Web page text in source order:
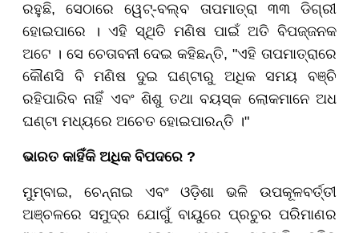
ରହୁଛି, ସେଠାରେ ୱେଟ୍-ବଲ୍ବ ତାପମାତ୍ରା ୩୩ ଡିଗ୍ରୀ
ହୋଇପାରେ । ଏହି ସ୍ଥିତି ମଣିଷ ପାଇଁ ଅତି ବିପଜ୍ଜନକ
ଅଟେ । ସେ ଚେତାବନୀ ଦେଇ କହିଛନ୍ତି, "ଏହି ତାପମାତ୍ରାରେ
କୌଣସି ବି ମଣିଷ ଦୁଇ ଘଣ୍ଟାରୁ ଅଧିକ ସମୟ ବଞ୍ଚି
ରହିପାରିବ ନାହିଁ ଏବଂ ଶିଶୁ ତଥା ବୟସ୍କ ଲୋକମାନେ ଅଧ
ଘଣ୍ଟା ମଧ୍ୟରେ ଅଚେତ ହୋଇପାରନ୍ତି ।"
ଭାରତ କାହିଁକି ଅଧିକ ବିପଦରେ ?
ମୁମ୍ବାଇ, ଚେନ୍ନାଇ ଏବଂ ଓଡ଼ିଶା ଭଳି ଉପକୂଳବର୍ତ୍ତୀ
ଅଞ୍ଚଳରେ ସମୁଦ୍ର ଯୋଗୁଁ ବାୟୁରେ ପ୍ରଚୁର ପରିମାଣର